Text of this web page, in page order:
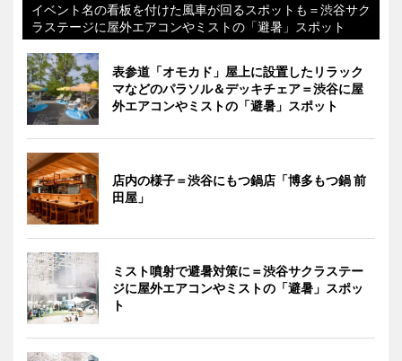
イベント名の看板を付けた風車が回るスポットも＝渋谷サク
ラステージに屋外エアコンやミストの「避暑」スポット
表参道「オモカド」屋上に設置したリラック
マなどのパラソル＆デッキチェア＝渋谷に屋
外エアコンやミストの「避暑」スポット
店内の様子＝渋谷にもつ鍋店「博多もつ鍋 前
田屋」
ミスト噴射で避暑対策に＝渋谷サクラステー
ジに屋外エアコンやミストの「避暑」スポッ
ト